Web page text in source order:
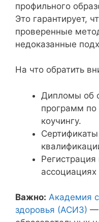
профильного
Это гарантирует,
проверенные
недоказанные
На что обратить
Дипломы об
программ по
коучингу.
Важно: Академия
здоровья (АСИЗ) —